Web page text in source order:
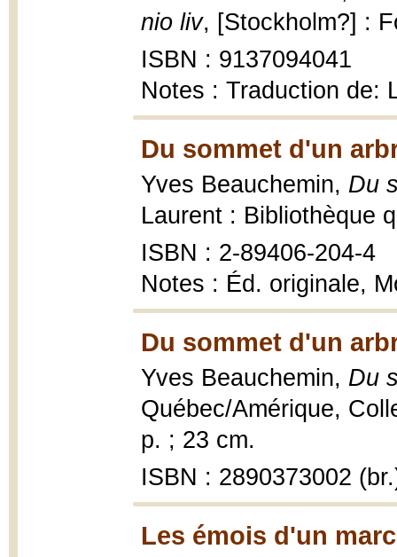
nio liv, [Stockholm?] :
ISBN : 9137094041
Notes : Traduction de:
Du sommet d'un
Yves Beauchemin, Du
Laurent : Bibliothèque
ISBN : 2-89406-204-4
Notes : Éd. originale,
Du sommet d'un
Yves Beauchemin, Du
Québec/Amérique,
p. ; 23 cm.
ISBN : 2890373002
Les émois d'un